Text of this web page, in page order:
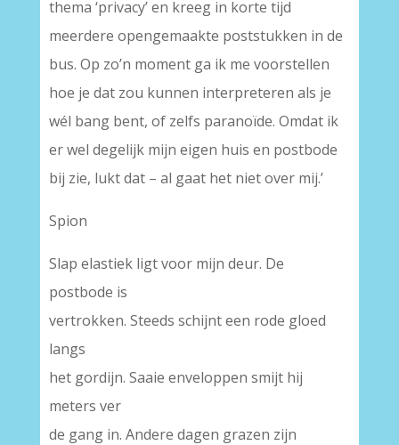
thema ‘privacy’ en kreeg in korte tijd
meerdere opengemaakte poststukken in de
bus. Op zo’n moment ga ik me voorstellen
hoe je dat zou kunnen interpreteren als je
wél bang bent, of zelfs paranoïde. Omdat ik
er wel degelijk mijn eigen huis en postbode
bij zie, lukt dat – al gaat het niet over mij.’
Spion
Slap elastiek ligt voor mijn deur. De
postbode is
vertrokken. Steeds schijnt een rode gloed
langs
het gordijn. Saaie enveloppen smijt hij
meters ver
de gang in. Andere dagen grazen zijn